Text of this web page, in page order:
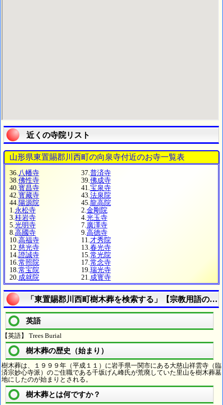
近くの寺院リスト
山形県東置賜郡川西町の向泉寺付近のお寺一覧表
36. 八幡寺 37. 普済寺
38. 佛性寺 39. 佛成寺
40. 寳昌寺 41. 宝泉寺
42. 寳藏寺 43. 法泉院
44. 陽源院 45. 龍高院
1. 永松寺 2. 金剛院
3. 桂岩寺 4. 光玉寺
5. 光明寺 7. 廣澤寺
8. 高國寺 9. 高德寺
10. 高福寺 11. 才秀院
12. 慈光寺 13. 春光寺
14. 證誠寺 15. 常光院
16. 常照院 17. 常念寺
18. 常宝院 19. 瑞光寺
20. 成就院 21. 成寳寺
「東置賜郡川西町樹木葬を検索する」【宗教用語の疑
英語
【英語】 Trees Burial
樹木葬の歴史（始まり）
樹木葬は、１９９９年（平成１１）に岩手県一関市にある大慈山祥雲寺（臨
済宗妙心寺派）のご住職である千坂げん峰氏が荒廃していた里山を樹木葬墓
地にしたのが始まりとされる。
樹木葬とは何ですか？